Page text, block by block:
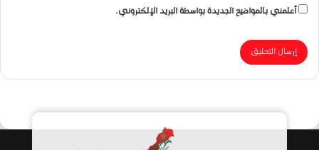
أعلمني بالمواضيع الجديدة بواسطة البريد الإلكتروني.